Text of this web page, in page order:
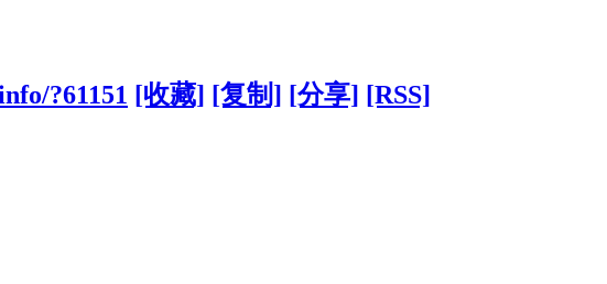
?61151 [收藏] [复制] [分享] [RSS]